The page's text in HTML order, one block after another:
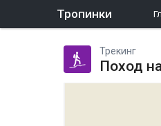
Тропинки
Трекинг
Поход